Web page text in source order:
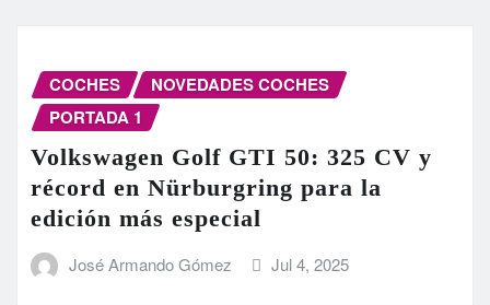
COCHES
NOVEDADES COCHES
PORTADA 1
Volkswagen Golf GTI 50: 325 CV y
récord en Nürburgring para la
edición más especial
José Armando Gómez Jul 4, 2025